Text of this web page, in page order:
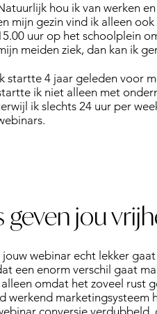
hou ik van werken
mijn gezin vind ik alleen
uur op het schoolplein
meiden ziek, dan kan ik
startte 4 jaar geleden voor
ik niet alleen met
ik slechts 24 uur per
jou
webinar echt lekker gaat
een enorm verschil gaat
omdat het zoveel rust
werkend marketingsysteem
conversie verdubbeld,